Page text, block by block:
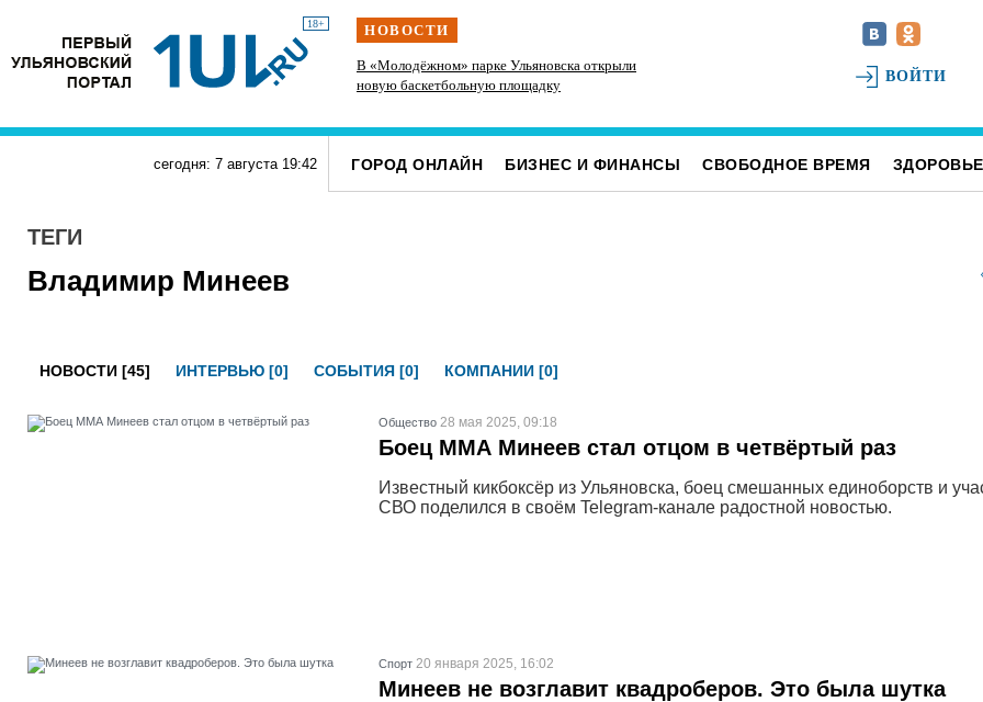
18+ НОВОСТИ
и На участке проспекта Гая в Ульяновске
запретили остановку транспорта
В «Молодёжном» парке Ульяновска открыли
новую баскетбольную площадку
В Ульяновском районе благоустраивают место
ВОЙТИ
сегодня: 7 августа 19:42 ГОРОД ОНЛАЙН БИЗНЕС И ФИНАНСЫ СВОБОДНОЕ ВРЕМЯ ЗДОРОВЬЕ
ТЕГИ
Владимир Минеев
НОВОСТИ [45] ИНТЕРВЬЮ [0] СОБЫТИЯ [0] КОМПАНИИ [0]
Общество 28 мая 2025, 09:18
Боец ММА Минеев стал отцом в четвёртый раз
Известный кикбоксёр из Ульяновска, боец смешанных единоборств и
СВО поделился в своём Telegram-канале радостной новостью.
Спорт 20 января 2025, 16:02
Минеев не возглавит квадроберов. Это была шутка